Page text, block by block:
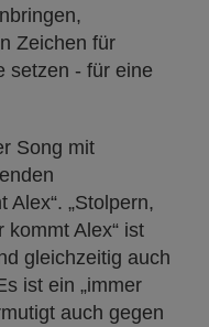
Zeichen für
setzen - für eine
Song mit
Alex“. „Stolpern,
Alex“ ist
gleichzeitig auch
ist ein „immer
auch gegen